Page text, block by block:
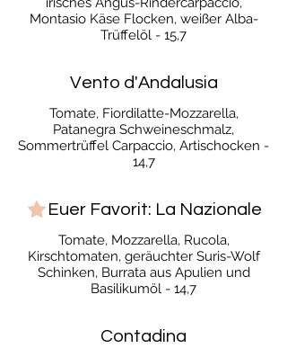
Montasio Käse Flocken, weißer Alba-
Trüffelöl - 15,7
Vento d'Andalusia
Tomate, Fiordilatte-Mozzarella,
Patanegra Schweineschmalz,
Sommertrüffel Carpaccio, Artischocken -
14,7
Euer Favorit: La Nazionale
Tomate, Mozzarella, Rucola,
Kirschtomaten, geräuchter Suris-Wolf
Schinken, Burrata aus Apulien und
Basilikumöl - 14,7
Contadina